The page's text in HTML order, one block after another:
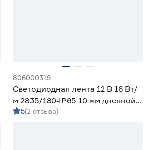
806000319
Светодиодная лента 12 В 16 Вт/
м 2835/180‑IP65 10 мм дневной 5
м Geniled
5(2 отзыва)